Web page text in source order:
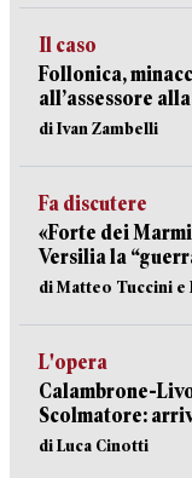
Il caso
Follonica,
all’assessore
di Ivan Zambelli
Fa discutere
«Forte dei
Versilia la
di Matteo Tuccini e
L'opera
Calambrone-
Scolmatore:
di Luca Cinotti